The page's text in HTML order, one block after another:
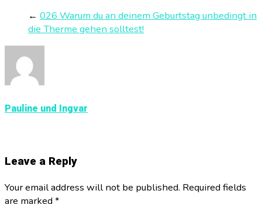
← 026 Warum du an deinem Geburtstag unbedingt in
die Therme gehen solltest!
Pauline und Ingvar
Leave a Reply
Your email address will not be published. Required fields
are marked *